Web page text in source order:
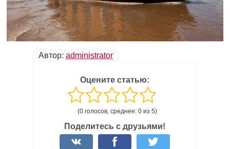
Автор: administrator
Оцените статью:
(0 голосов, среднее: 0 из 5)
Поделитесь с друзьями!